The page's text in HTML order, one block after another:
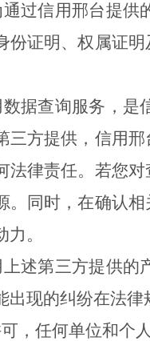
过信用邢台提供
份证明、权属证
据查询服务，是
三方提供，信用邢
法律责任。若您
。同时，在确认
。
述第三方提供的
出现的纠纷在法
，任何单位和个